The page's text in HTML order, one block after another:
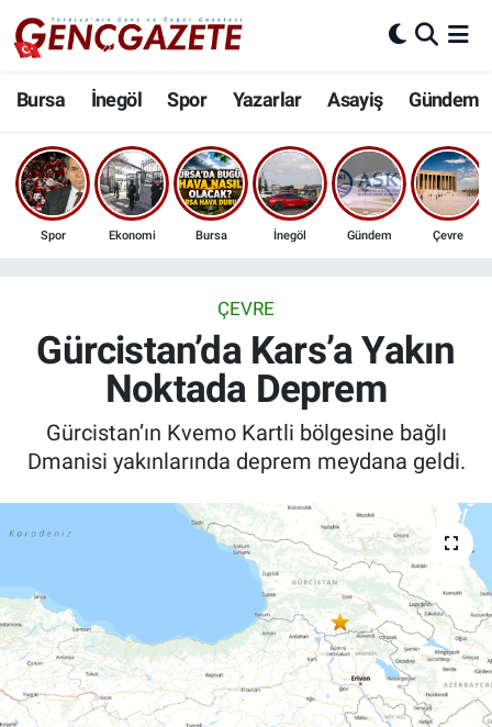
Bursa İnegöl Spor Yazarlar Asayiş Gündem
Spor Ekonomi Bursa İnegöl Gündem Çevre
ÇEVRE
Gürcistan’da Kars’a Yakın
Noktada Deprem
Gürcistan’ın Kvemo Kartli bölgesine bağlı
Dmanisi yakınlarında deprem meydana geldi.
Bursa
İnegöl
3.SAYFA
Ekonomi
Güncel
İnanç
Kadın & Aile
Sağlık
Siyaset
Nöbetçi Eczaneler
Hava Durumu
Trafik Durumu
Son Dakika Haberleri
Haber Arşivi